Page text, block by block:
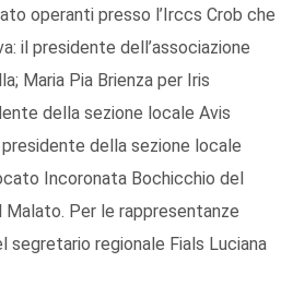
operanti presso l’Irccs Crob che
il presidente dell’associazione
Maria Pia Brienza per Iris
della sezione locale Avis
della sezione locale
Incoronata Bochicchio del
Per le rappresentanze
segretario regionale Fials Luciana